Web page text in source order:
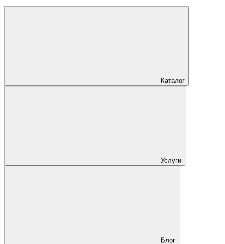
Каталог
Услуги
Блог